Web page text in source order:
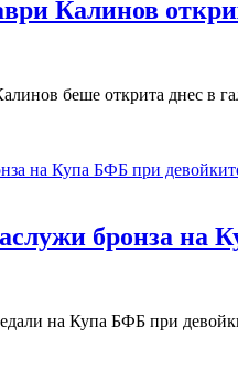
Калинов
беше открита днес в
бронза на
на Купа БФБ при